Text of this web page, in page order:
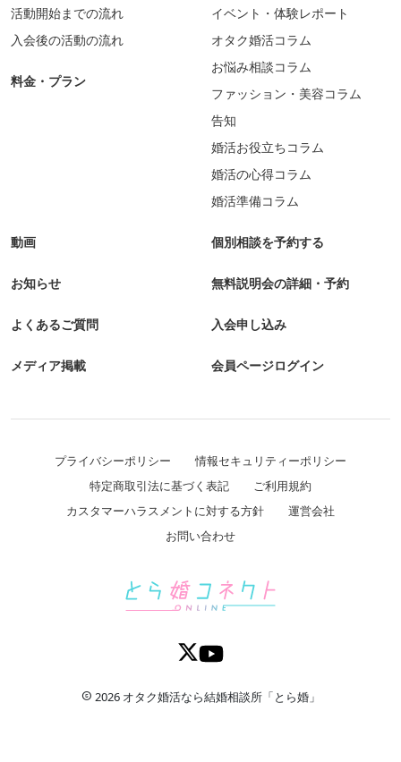
活動開始までの流れ
入会後の活動の流れ
料金・プラン
イベント・体験レポート
オタク婚活コラム
お悩み相談コラム
ファッション・美容コラム
告知
婚活お役立ちコラム
婚活の心得コラム
婚活準備コラム
動画
お知らせ
よくあるご質問
メディア掲載
個別相談を予約する
無料説明会の詳細・予約
入会申し込み
会員ページログイン
プライバシーポリシー
情報セキュリティーポリシー
特定商取引法に基づく表記
ご利用規約
カスタマーハラスメントに対する方針
運営会社
お問い合わせ
copyright 2026 オタク婚活なら結婚相談所「とら婚」